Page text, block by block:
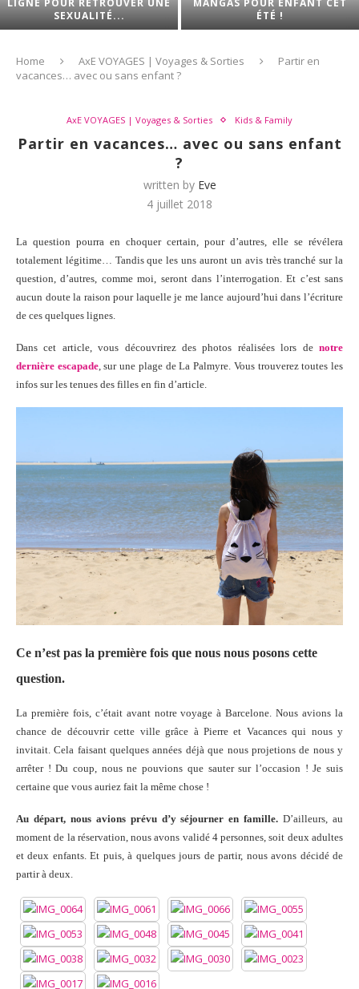
UNE
MANGAS POUR ENFANT CET
LES FAMILLES
Home AxE VOYAGES | Voyages & Sorties
Partir en
vacances… avec ou sans enfant ?
AxE VOYAGES | Voyages & Sorties Kids & Family
Partir en vacances… avec ou sans enfant
?
written by Eve
4 juillet 2018
La question pourra en choquer certain, pour d’autres, elle se révélera
totalement légitime… Tandis que les uns auront un avis très tranché sur la
question, d’autres, comme moi, seront dans l’interrogation. Et c’est sans
aucun doute la raison pour laquelle je me lance aujourd’hui dans l’écriture
de ces quelques lignes.
Dans cet article, vous découvrirez des photos réalisées lors de notre
dernière escapade, sur une plage de La Palmyre. Vous trouverez toutes les
infos sur les tenues des filles en fin d’article.
Ce n’est pas la première fois que nous nous posons cette
question.
La première fois, c’était avant notre voyage à Barcelone. Nous avions la
chance de découvrir cette ville grâce à Pierre et Vacances qui nous y
invitait. Cela faisant quelques années déjà que nous projetions de nous y
arrêter ! Du coup, nous ne pouvions que sauter sur l’occasion ! Je suis
certaine que vous auriez fait la même chose !
Au départ, nous avions prévu d’y séjourner en famille. D’ailleurs, au
moment de la réservation, nous avons validé 4 personnes, soit deux adultes
et deux enfants. Et puis, à quelques jours de partir, nous avons décidé de
partir à deux.